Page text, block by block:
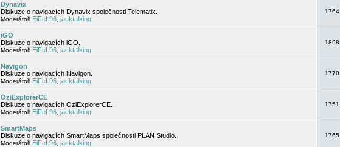
Dynavix
Diskuze o navigacích Dynavix společnosti Telematix.
Moderátoři EiFeL96 jacktalking
1764
iGO
Diskuze o navigacích iGO.
Moderátoři EiFeL96 jacktalking
1898
Navigon
Diskuze o navigacích Navigon.
Moderátoři EiFeL96 jacktalking
1770
OziExplorerCE
Diskuze o navigacích OziExplorerCE.
Moderátoři EiFeL96 jacktalking
1751
SmartMaps
Diskuze o navigacích SmartMaps společnosti PLAN Studio.
Moderátoři EiFeL96 jacktalking
1765